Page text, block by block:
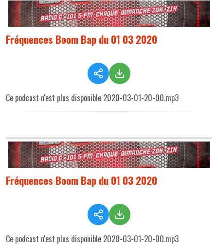
Fréquences Boom Bap du 01 03 2020
Ce podcast n'est plus disponible 2020-03-01-20-00.mp3
Fréquences Boom Bap du 01 03 2020
Ce podcast n'est plus disponible 2020-03-01-20-00.mp3